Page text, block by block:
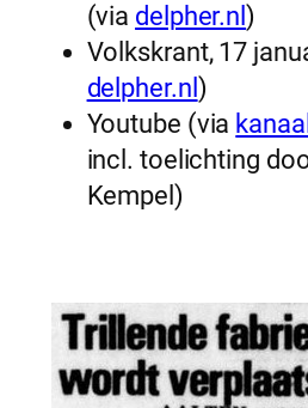
(via delpher.nl )
Volkskrant, 17
delpher.nl )
Youtube (via
incl. toelichting
Kempel)